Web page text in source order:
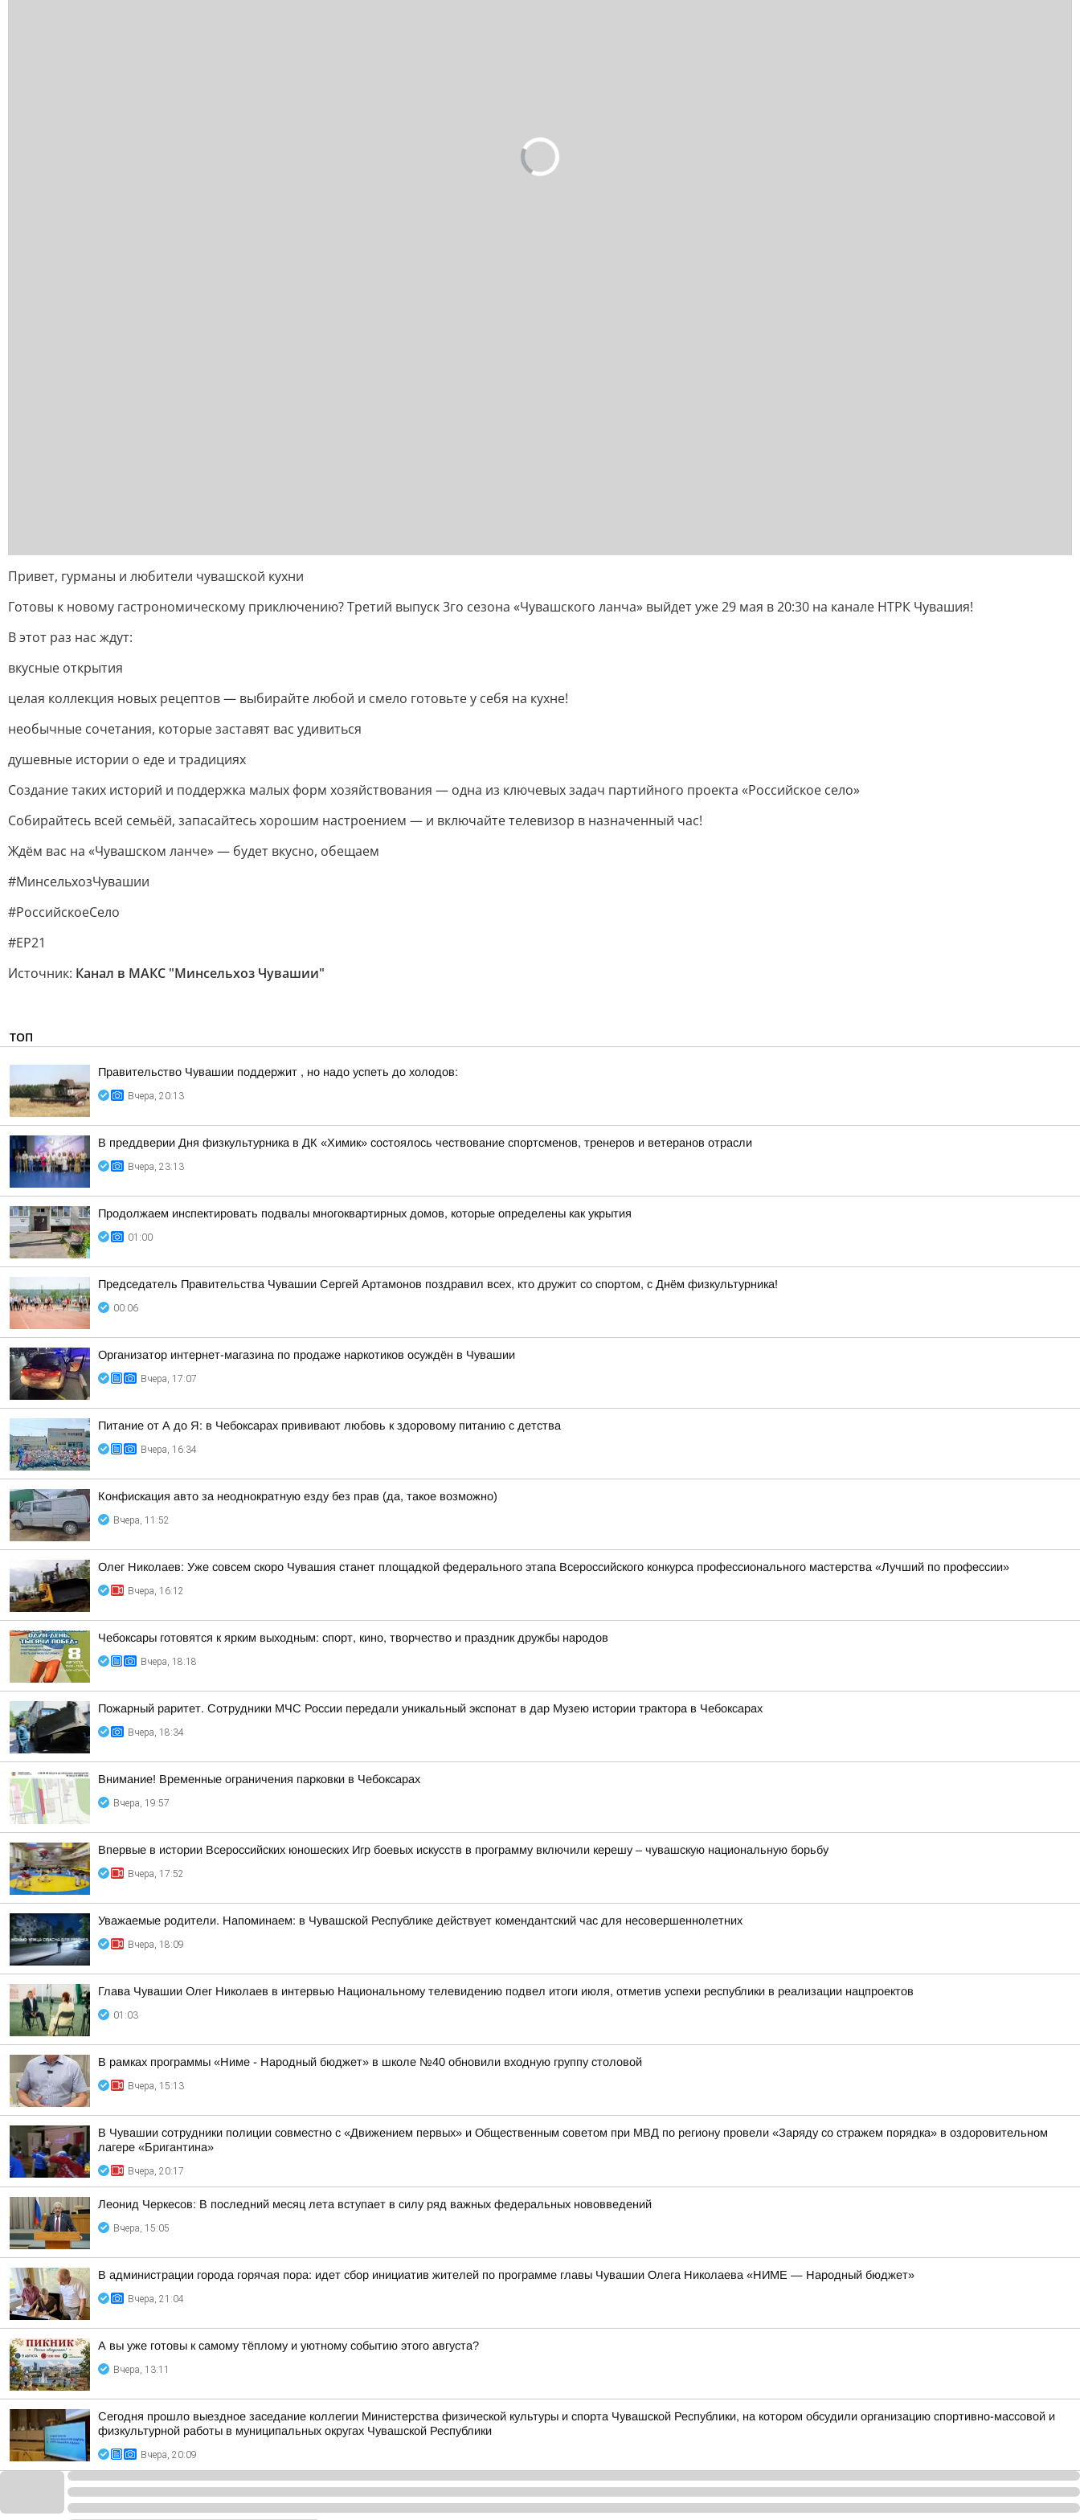
Привет, гурманы и любители чувашской кухни
Готовы к новому гастрономическому приключению? Третий выпуск 3го сезона «Чувашского ланча» выйдет уже 29 мая в 20:30 на канале НТРК Чувашия!
В этот раз нас ждут:
вкусные открытия
целая коллекция новых рецептов — выбирайте любой и смело готовьте у себя на кухне!
необычные сочетания, которые заставят вас удивиться
душевные истории о еде и традициях
Создание таких историй и поддержка малых форм хозяйствования — одна из ключевых задач партийного проекта «Российское село»
Собирайтесь всей семьёй, запасайтесь хорошим настроением — и включайте телевизор в назначенный час!
Ждём вас на «Чувашском ланче» — будет вкусно, обещаем
#МинсельхозЧувашии
#РоссийскоеСело
#ЕР21
Источник: Канал в МАКС "Минсельхоз Чувашии"
ТОП
Правительство Чувашии поддержит , но надо успеть до холодов:
Вчера, 20:13
В преддверии Дня физкультурника в ДК «Химик» состоялось чествование спортсменов, тренеров и ветеранов отрасли
Вчера, 23:13
Продолжаем инспектировать подвалы многоквартирных домов, которые определены как укрытия
01:00
Председатель Правительства Чувашии Сергей Артамонов поздравил всех, кто дружит со спортом, с Днём физкультурника!
00:06
Организатор интернет-магазина по продаже наркотиков осуждён в Чувашии
Вчера, 17:07
Питание от А до Я: в Чебоксарах прививают любовь к здоровому питанию с детства
Вчера, 16:34
Конфискация авто за неоднократную езду без прав (да, такое возможно)
Вчера, 11:52
Олег Николаев: Уже совсем скоро Чувашия станет площадкой федерального этапа Всероссийского конкурса профессионального мастерства «Лучший по профессии»
Вчера, 16:12
Чебоксары готовятся к ярким выходным: спорт, кино, творчество и праздник дружбы народов
Вчера, 18:18
Пожарный раритет. Сотрудники МЧС России передали уникальный экспонат в дар Музею истории трактора в Чебоксарах
Вчера, 18:34
Внимание! Временные ограничения парковки в Чебоксарах
Вчера, 19:57
Впервые в истории Всероссийских юношеских Игр боевых искусств в программу включили керешу – чувашскую национальную борьбу
Вчера, 17:52
Уважаемые родители. Напоминаем: в Чувашской Республике действует комендантский час для несовершеннолетних
Вчера, 18:09
Глава Чувашии Олег Николаев в интервью Национальному телевидению подвел итоги июля, отметив успехи республики в реализации нацпроектов
01:03
В рамках программы «Ниме - Народный бюджет» в школе №40 обновили входную группу столовой
Вчера, 15:13
В Чувашии сотрудники полиции совместно с «Движением первых» и Общественным советом при МВД по региону провели «Заряду со стражем порядка» в оздоровительном
лагере «Бригантина»
Вчера, 20:17
Леонид Черкесов: В последний месяц лета вступает в силу ряд важных федеральных нововведений
Вчера, 15:05
В администрации города горячая пора: идет сбор инициатив жителей по программе главы Чувашии Олега Николаева «НИМЕ — Народный бюджет»
Вчера, 21:04
А вы уже готовы к самому тёплому и уютному событию этого августа?
Вчера, 13:11
Сегодня прошло выездное заседание коллегии Министерства физической культуры и спорта Чувашской Республики, на котором обсудили организацию спортивно-массовой и
физкультурной работы в муниципальных округах Чувашской Республики
Вчера, 20:09